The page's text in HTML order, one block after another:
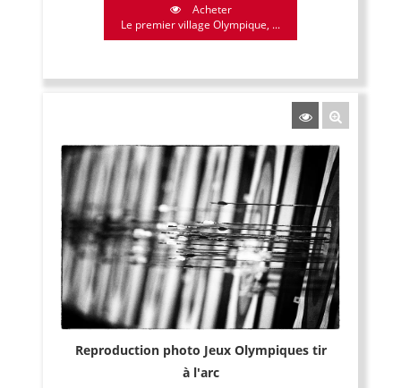
Acheter
Le premier village Olympique, ...
Reproduction photo Jeux Olympiques tir
à l'arc